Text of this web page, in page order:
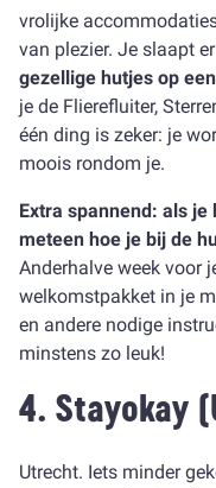
vrolijke
van plezier. Je slaapt
gezellige hutjes op
je de Flierefluiter,
één ding is zeker: je
moois rondom je.
Extra spannend: als
meteen hoe je bij de
Anderhalve week voor
welkomstpakket in je
en andere nodige
minstens zo leuk!
4. Stayokay
Utrecht. Iets minder